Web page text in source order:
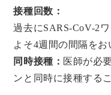
接種回数：
過去にSARS-CoV-2
よそ4週間の間隔を
同時接種： 医師が必
ンと同時に接種する